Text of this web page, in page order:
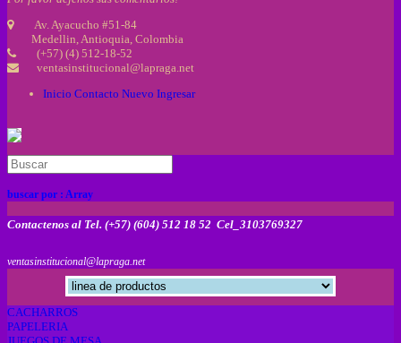
Av. Ayacucho #51-84
Medellin, Antioquia, Colombia
(+57) (4) 512-18-52
ventasinstitucional@lapraga.net
Inicio Contacto Nuevo Ingresar
buscar por : Array
Contactenos al Tel. (+57) (604) 512 18 52 Cel_3103769327
ventasinstitucional@lapraga.net
CACHARROS
PAPELERIA